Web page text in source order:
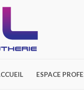
ESPACE